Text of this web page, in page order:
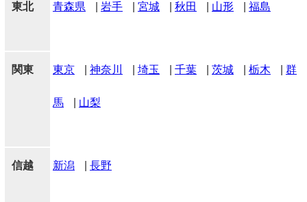
東北 青森県 岩手 宮城 秋田 山形 福島
関東 東京 神奈川 埼玉 千葉 茨城 栃木 群
馬 山梨
信越 新潟 長野